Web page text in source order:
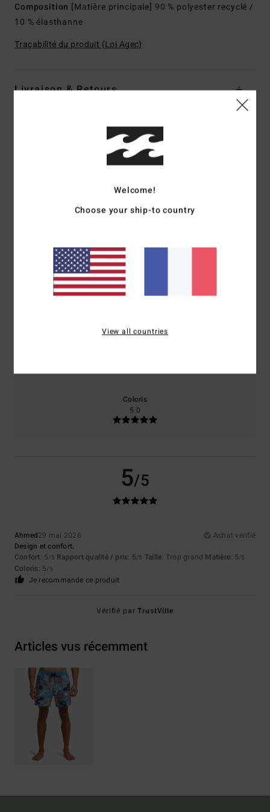
Composition [Matière principale] 90 % polyester recyclé /
10 % élasthanne
Traçabilité du produit (Loi Agec)
Livraison & Retours
5.0/5
basé sur1 avis vérifiés
100% de nos clients recommandent ce produit
Confort
Rapport qualité / prix
Coloris
5.0
5/5
Ahmed29 mai 2026
Achat vérifié
Design et confort.
Confort: 5/5 Rapport qualité / prix: 5/5 Taille: Trop grand Matière: 5/5
Coloris: 5/5
Je recommande ce produit
Vérifié parTrustVille
Articles vus récemment
Welcome!
Choose your ship-to country
View all countries